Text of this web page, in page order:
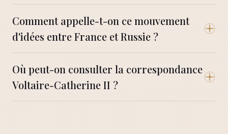
Comment appelle-t-on ce mouvement
d'idées entre France et Russie ?
Où peut-on consulter la correspondance
Voltaire-Catherine II ?